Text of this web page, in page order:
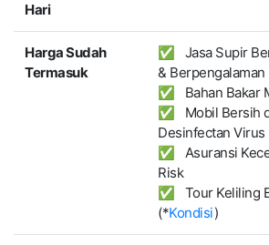
Hari
Harga Sudah
Termasuk
✅ Jasa Supir
& Berpengalaman
✅ Bahan Bakar
✅ Mobil Bersih
Desinfectan Virus
✅ Asuransi
Risk
✅ Tour Keliling
(*Kondisi)